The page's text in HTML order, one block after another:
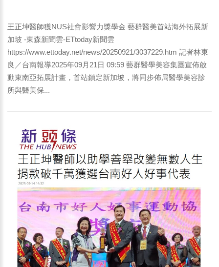
王正坤醫師獲NUS社會影響力獎學金 藝群醫美首站海外拓展新
加坡 -東森新聞雲-ETtoday新聞雲
https://www.ettoday.net/news/20250921/3037229.htm 記者林東
良／台南報導2025年09月21日 09:59 藝群醫學美容集團宣佈啟
動東南亞拓展計畫，首站鎖定新加坡，將同步佈局醫學美容診
所與醫美保...